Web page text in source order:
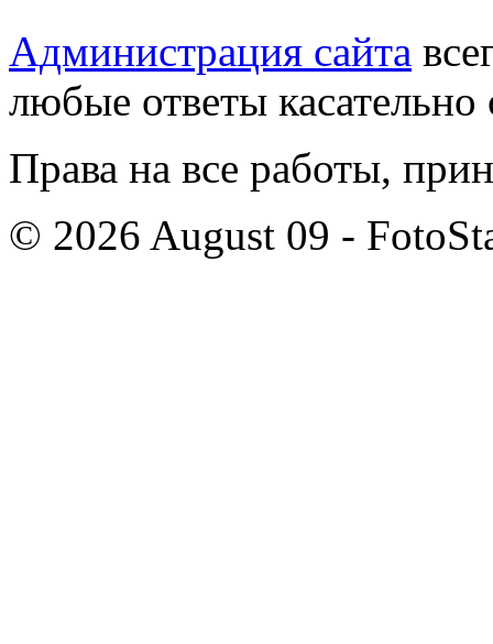
Администрация сайта
любые ответы касательно
Права на все работы,
© 2026 August 09 -